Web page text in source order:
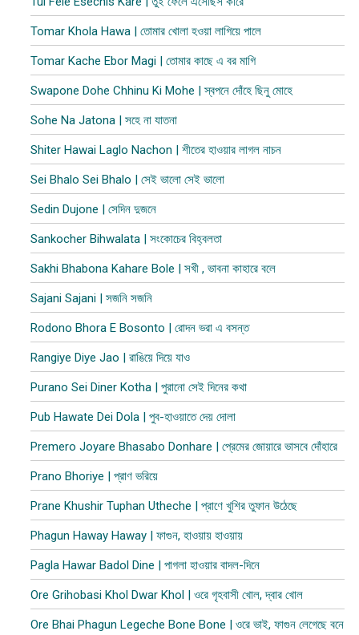
Tomar Khola Hawa | তোমার খোলা হওয়া লাগিয়ে পালে
Tomar Kache Ebor Magi | তোমার কাছে এ বর মাগি
Swapone Dohe Chhinu Ki Mohe | স্বপনে দোঁহে ছিনু মোহে
Sohe Na Jatona | সহে না যাতনা
Shiter Hawai Laglo Nachon | শীতের হাওয়ার লাগল নাচন
Sei Bhalo Sei Bhalo | সেই ভালো সেই ভালো
Sedin Dujone | সেদিন দুজনে
Sankocher Bihwalata | সংকোচের বিহ্বলতা
Sakhi Bhabona Kahare Bole | সখী , ভাবনা কাহারে বলে
Sajani Sajani | সজনি সজনি
Rodono Bhora E Bosonto | রোদন ভরা এ বসন্ত
Rangiye Diye Jao | রাঙিয়ে দিয়ে যাও
Purano Sei Diner Kotha | পুরানো সেই দিনের কথা
Pub Hawate Dei Dola | পুব​-হাওয়াতে দেয় দোলা
Premero Joyare Bhasabo Donhare | প্রেমের জোয়ারে ভাসবে দোঁহারে
Prano Bhoriye | প্রাণ ভরিয়ে
Prane Khushir Tuphan Utheche | প্রাণে খুশির তুফান উঠেছে
Phagun Haway Haway | ফাগুন, হাওয়ায় হাওয়ায়
Pagla Hawar Badol Dine | পাগলা হাওয়ার বাদল-দিনে
Ore Grihobasi Khol Dwar Khol | ওরে গৃহবাসী খোল, দ্বার খোল
Ore Bhai Phagun Legeche Bone Bone | ওরে ভাই, ফাগুন লেগেছে বনে